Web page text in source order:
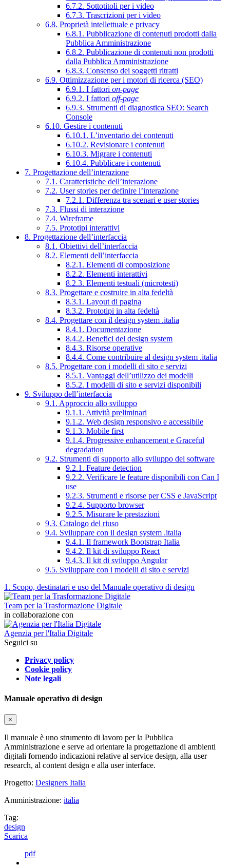
6.7.2. Sottotitoli per i video
6.7.3. Trascrizioni per i video
6.8. Proprietà intellettuale e privacy
6.8.1. Pubblicazione di contenuti prodotti dalla
Pubblica Amministrazione
6.8.2. Pubblicazione di contenuti non prodotti
dalla Pubblica Amministrazione
6.8.3. Consenso dei soggetti ritratti
6.9. Ottimizzazione per i motori di ricerca (SEO)
6.9.1. I fattori on-page
6.9.2. I fattori off-page
6.9.3. Strumenti di diagnostica SEO: Search
Console
6.10. Gestire i contenuti
6.10.1. L’inventario dei contenuti
6.10.2. Revisionare i contenuti
6.10.3. Migrare i contenuti
6.10.4. Pubblicare i contenuti
7. Progettazione dell’interazione
7.1. Caratteristiche dell’interazione
7.2. User stories per definire l’interazione
7.2.1. Differenza tra scenari e user stories
7.3. Flussi di interazione
7.4. Wireframe
7.5. Prototipi interattivi
8. Progettazione dell’interfaccia
8.1. Obiettivi dell’interfaccia
8.2. Elementi dell’interfaccia
8.2.1. Elementi di composizione
8.2.2. Elementi interattivi
8.2.3. Elementi testuali (microtesti)
8.3. Progettare e costruire in alta fedeltà
8.3.1. Layout di pagina
8.3.2. Prototipi in alta fedeltà
8.4. Progettare con il design system .italia
8.4.1. Documentazione
8.4.2. Benefici del design system
8.4.3. Risorse operative
8.4.4. Come contribuire al design system .italia
8.5. Progettare con i modelli di sito e servizi
8.5.1. Vantaggi dell’utilizzo dei modelli
8.5.2. I modelli di sito e servizi disponibili
9. Sviluppo dell’interfaccia
9.1. Approccio allo sviluppo
9.1.1. Attività preliminari
9.1.2. Web design responsivo e accessibile
9.1.3. Mobile first
9.1.4. Progressive enhancement e Graceful
degradation
9.2. Strumenti di supporto allo sviluppo del software
9.2.1. Feature detection
9.2.2. Verificare le feature disponibili con Can I
use
9.2.3. Strumenti e risorse per CSS e JavaScript
9.2.4. Supporto browser
9.2.5. Misurare le prestazioni
9.3. Catalogo del riuso
9.4. Sviluppare con il design system .italia
9.4.1. Il framework Bootstrap Italia
9.4.2. Il kit di sviluppo React
9.4.3. Il kit di sviluppo Angular
9.5. Sviluppare con i modelli di sito e servizi
1. Scopo, destinatari e uso del Manuale operativo di design
Team per la Trasformazione Digitale
in collaborazione con
Agenzia per l'Italia Digitale
Seguici su
Privacy policy
Cookie policy
Note legali
Manuale operativo di design
×
Il manuale è uno strumento di lavoro per la Pubblica
Amministrazione e serve ad orientare la progettazione di ambienti
digitali fornendo indicazioni relative al service design, alla user
research, al content design e alla user interface.
Progetto: Designers Italia
Amministrazione: italia
Tag:
design
Scarica
pdf